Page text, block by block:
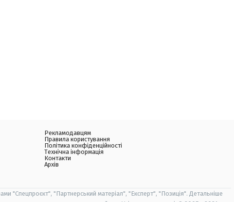
Рекламодавцям
Правила користування
Політика конфіденційності
Технічна інформація
Контакти
Архів
"Спецпроєкт", "Партнерський матеріал", "Експерт", "Позиція". Детальніше